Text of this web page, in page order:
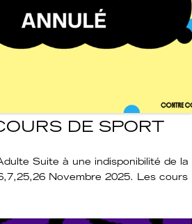
DE SPORT
Suite à une indisponibilité de la
Novembre 2025. Les cours